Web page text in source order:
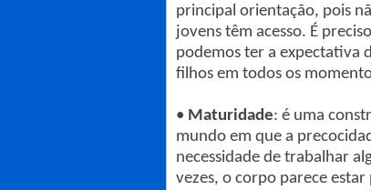
principal orientação, pois
jovens têm acesso. É
podemos ter a expectativa
filhos em todos os
• Maturidade: é uma
mundo em que a
necessidade de trabalhar
vezes, o corpo parece